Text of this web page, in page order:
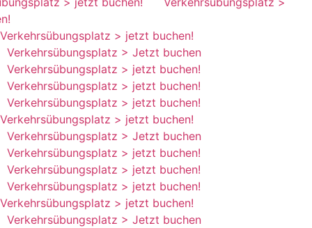
Verkehrsübungsplatz > jetzt buchen!
Verkehrsübungsplatz > Jetzt buchen
Verkehrsübungsplatz > jetzt buchen!
Verkehrsübungsplatz > jetzt buchen!
Verkehrsübungsplatz > jetzt buchen!
Verkehrsübungsplatz > jetzt buchen!
Verkehrsübungsplatz > Jetzt buchen
Verkehrsübungsplatz > jetzt buchen!
Verkehrsübungsplatz > jetzt buchen!
Verkehrsübungsplatz > jetzt buchen!
Verkehrsübungsplatz > jetzt buchen!
Verkehrsübungsplatz > Jetzt buchen